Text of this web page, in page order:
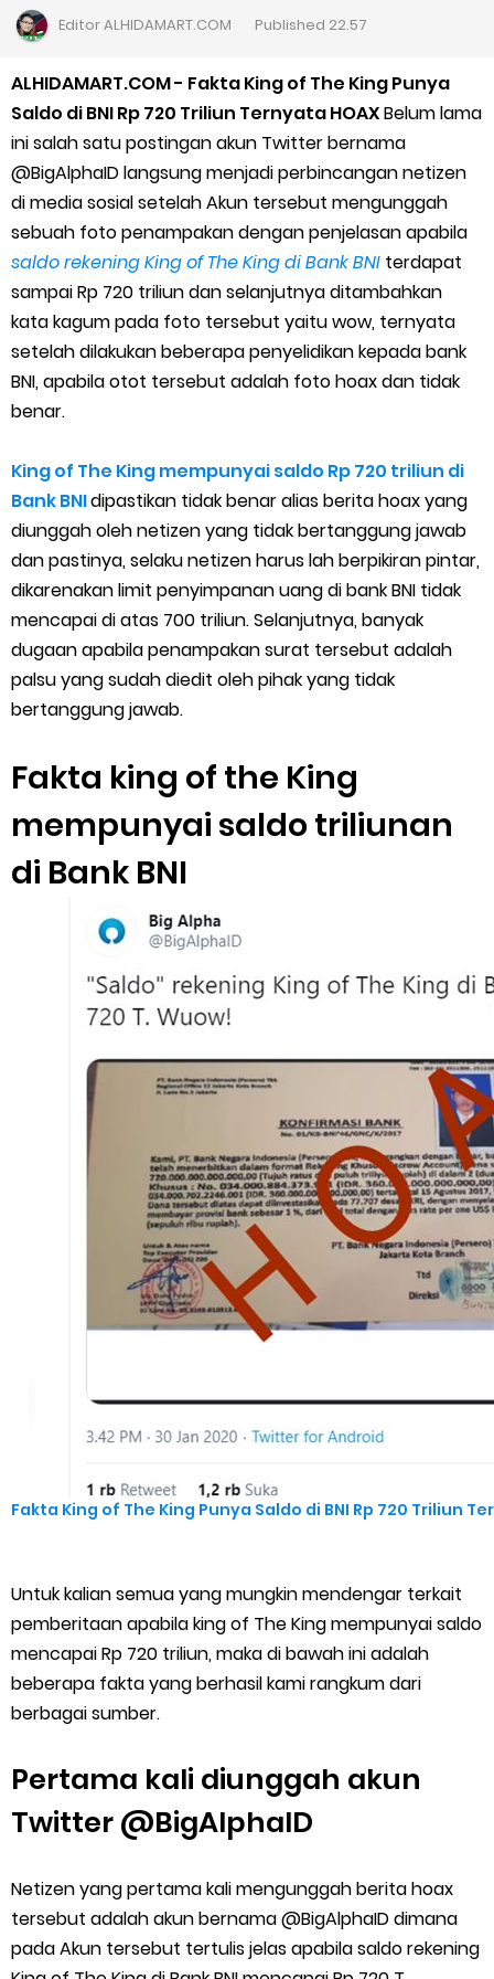
Cara Daftar Goshop agar Cepat Diterima
Apa itu Grab Saap? Layanan Antri Online Terbaru Dari Grab
Cara Jitu Mendapat Voucher Gojek Gratis
Cara Ping DNS Server Gojek Gopartner
Cara Mudah Melihat Nomor Shopeepay Sendiri dan Orang Lain
7 Cara Mudah Top Up Grab untuk Driver
5 Versi Map Paling Gacor Untuk Ojek Online
Penyebab dan Cara Memulihkan Akun Gojek Dibekukan
Cara Menggunakan Paket Telkomsel Mitra Gojek
5 Cara Top Up InDriver dengan Mudah
5 Biaya Potongan Shopee Food yang Perlu Kamu Ketahui
10 Cara Jitu Autobid Untuk Lala Motor dan Mobil 2023
Batas Saldo Untuk Akun Gopay Biasa dan Upgrade
Cara Mudah Melihat QR dan Barcode Shopeepay
Enroute Drop: Arti dan Penjelasan Resi Gosend
Cara Transfer Gopay ke Shopeepay Tanpa Potongan
Cara Ping Server Shopee Food 2022
Cara Menghubungi CS Lalamove dan Jam Operasionalnya
Cara Mengatasi Aplikasi Gojek Mengalami Gangguan
Thursday, 6 August
EditorALHIDAMART.COM Published 22.57
ALHIDAMART.COM - Fakta King of The King Punya
Saldo di BNI Rp 720 Triliun Ternyata HOAXBelum lama
ini salah satu postingan akun Twitter bernama
@BigAlphaID langsung menjadi perbincangan netizen
di media sosial setelah Akun tersebut mengunggah
sebuah foto penampakan dengan penjelasan apabila
saldo rekening King of The King di Bank BNI terdapat
sampai Rp 720 triliun dan selanjutnya ditambahkan
kata kagum pada foto tersebut yaitu wow, ternyata
setelah dilakukan beberapa penyelidikan kepada bank
BNI, apabila otot tersebut adalah foto hoax dan tidak
benar.
King of The King mempunyai saldo Rp 720 triliun di
Bank BNIdipastikan tidak benar alias berita hoax yang
diunggah oleh netizen yang tidak bertanggung jawab
dan pastinya, selaku netizen harus lah berpikiran pintar,
dikarenakan limit penyimpanan uang di bank BNI tidak
mencapai di atas 700 triliun. Selanjutnya, banyak
dugaan apabila penampakan surat tersebut adalah
palsu yang sudah diedit oleh pihak yang tidak
bertanggung jawab.
Fakta king of the King
mempunyai saldo triliunan
di Bank BNI
Fakta King of The King Punya Saldo di BNI Rp 720 Triliun
Untuk kalian semua yang mungkin mendengar terkait
pemberitaan apabila king of The King mempunyai saldo
mencapai Rp 720 triliun, maka di bawah ini adalah
beberapa fakta yang berhasil kami rangkum dari
berbagai sumber.
Pertama kali diunggah akun
Twitter @BigAlphaID
Netizen yang pertama kali mengunggah berita hoax
tersebut adalah akun bernama @BigAlphaID dimana
pada Akun tersebut tertulis jelas apabila saldo rekening